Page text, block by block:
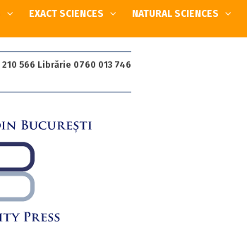
EXACT SCIENCES NATURAL SCIENCES
566 Librărie 0760 013 746